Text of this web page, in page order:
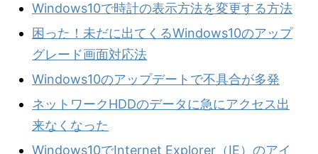
Windows10で時計の表示方法を変更する方法
困った！未だに出てくるWindows10のアップ
グレード画面対応法
Windows10のアップデートで不具合が多発
ネットワークHDDのデータに急にアクセス出
来なくなった
Windows10でInternet Explorer（IE）のアイ